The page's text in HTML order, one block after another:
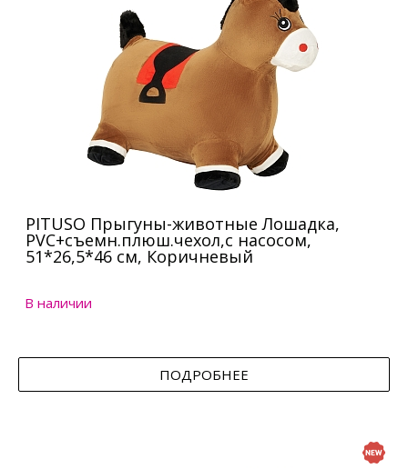
PITUSO Прыгуны-животные Лошадка,
PVC+съемн.плюш.чехол,с насосом,
51*26,5*46 см, Коричневый
В наличии
ПОДРОБНЕЕ